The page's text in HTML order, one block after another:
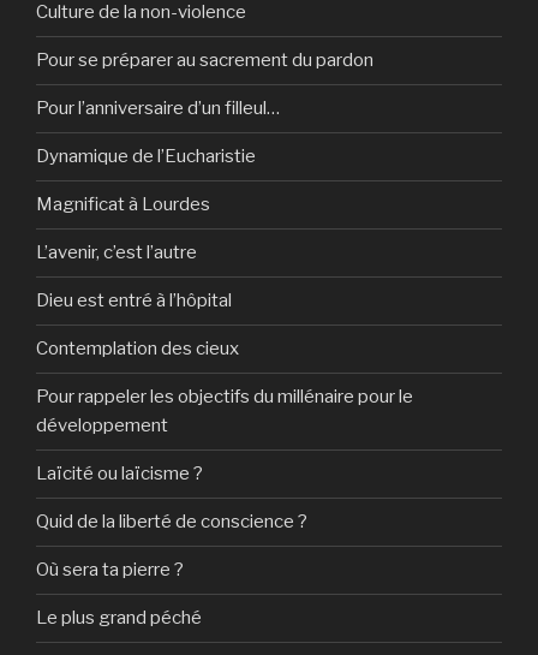
Culture de la non-violence
Pour se préparer au sacrement du pardon
Pour l’anniversaire d’un filleul…
Dynamique de l’Eucharistie
Magnificat à Lourdes
L’avenir, c’est l’autre
Dieu est entré à l’hôpital
Contemplation des cieux
Pour rappeler les objectifs du millénaire pour le
développement
Laïcité ou laïcisme ?
Quid de la liberté de conscience ?
Où sera ta pierre ?
Le plus grand péché